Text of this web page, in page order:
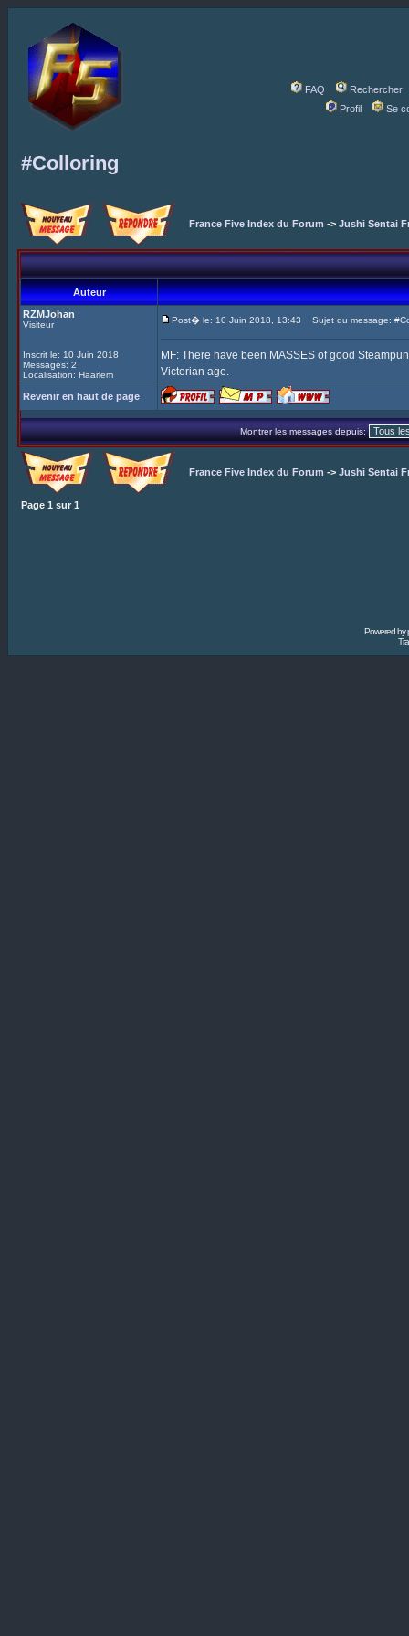
FAQ
Rechercher
Profil
Se
#Colloring
France Five Index du Forum -> Jushi Sentai
Auteur
RZMJohan
Visiteur
Inscrit le: 10 Juin 2018
Messages: 2
Localisation: Haarlem
Post� le: 10 Juin 2018, 13:43 Sujet du message:
MF: There have been MASSES of good
Victorian age.
Revenir en haut de page
Montrer les messages depuis:
France Five Index du Forum -> Jushi Sentai
Page 1 sur 1
Powered by